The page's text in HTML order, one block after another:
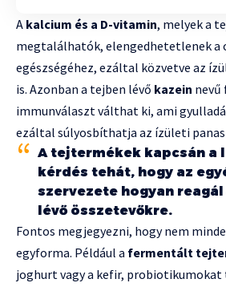
A kalcium és a D-vitamin, melyek a
megtalálhatók, elengedhetetlenek a
egészségéhez, ezáltal közvetve az
is. Azonban a tejben lévő kazein nevű
immunválaszt válthat ki, ami
ezáltal súlyosbíthatja az ízületi
A tejtermékek kapcsán a
kérdés tehát, hogy az
szervezete hogyan reagál
lévő összetevőkre.
Fontos megjegyezni, hogy nem
egyforma. Például a fermentált
joghurt vagy a kefir,